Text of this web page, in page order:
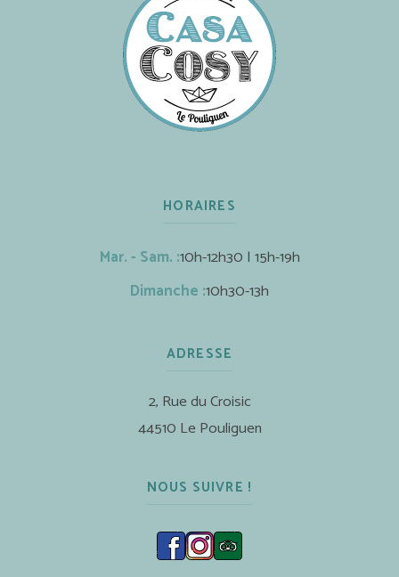
HORAIRES
Mar. - Sam. :10h-12h30 | 15h-19h
Dimanche :10h30-13h
ADRESSE
2, Rue du Croisic
44510 Le Pouliguen
NOUS SUIVRE !